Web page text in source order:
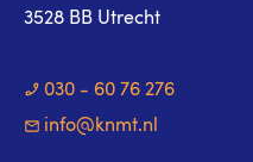
3528 BB Utrecht
030 - 60 76 276
info@knmt.nl